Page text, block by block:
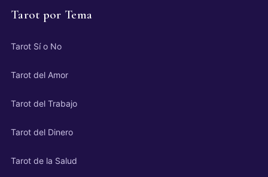
Tarot por Tema
Tarot Sí o No
Tarot del Amor
Tarot del Trabajo
Tarot del Dinero
Tarot de la Salud